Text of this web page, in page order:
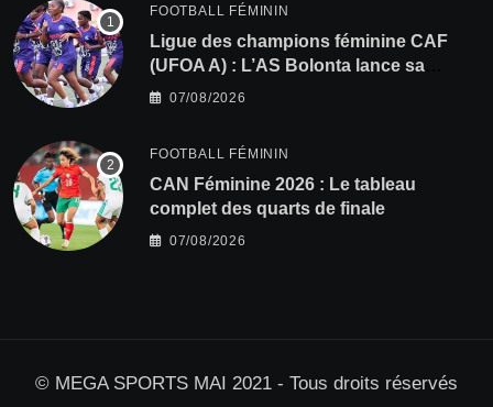
FOOTBALL FÉMININ
Ligue des champions féminine CAF
(UFOA A) : L’AS Bolonta lance sa
conquête de l’Afrique en Gambie
07/08/2026
FOOTBALL FÉMININ
CAN Féminine 2026 : Le tableau
complet des quarts de finale
07/08/2026
© MEGA SPORTS MAI 2021 - Tous droits réservés